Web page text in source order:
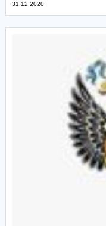
31.12.2020